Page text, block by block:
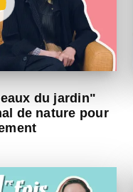
du jardin"
de nature pour